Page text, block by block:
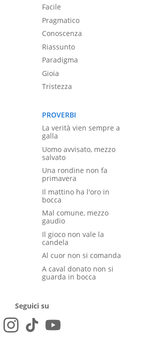
Facile
Pragmatico
Conoscenza
Riassunto
Paradigma
Gioia
Tristezza
PROVERBI
La verità vien sempre a
galla
Uomo avvisato, mezzo
salvato
Una rondine non fa
primavera
Il mattino ha l'oro in
bocca
Mal comune, mezzo
gaudio
Il gioco non vale la
candela
Al cuor non si comanda
A caval donato non si
guarda in bocca
Seguici su